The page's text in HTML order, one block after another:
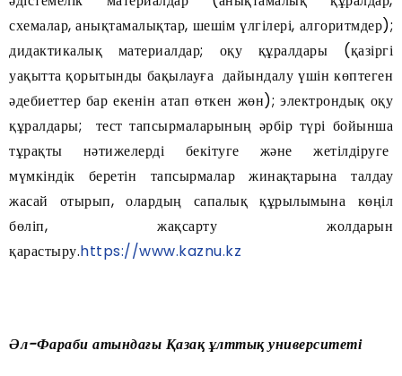
схемалар, анықтамалықтар, шешім үлгілері, алгоритмдер);
дидактикалық материалдар; оқу құралдары (қазіргі
уақытта қорытынды бақылауға дайындалу үшін көптеген
әдебиеттер бар екенін атап өткен жөн); электрондық оқу
құралдары; тест тапсырмаларының әрбір түрі бойынша
тұрақты нәтижелерді бекітуге және жетілдіруге
мүмкіндік беретін тапсырмалар жинақтарына талдау
жасай отырып, олардың сапалық құрылымына көңіл
бөліп, жақсарту жолдарын
қарастыру.https://www.kaznu.kz
Әл-Фараби атындағы Қазақ ұлттық университеті